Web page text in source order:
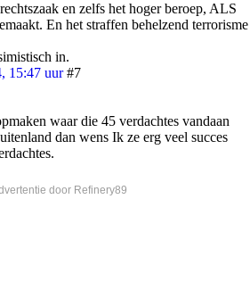
en zelfs het hoger beroep, ALS
En het straffen behelzend terrorisme
in.
15:47 uur #7
waar die 45 verdachtes vandaan
dan wens Ik ze erg veel succes
door Refinery89